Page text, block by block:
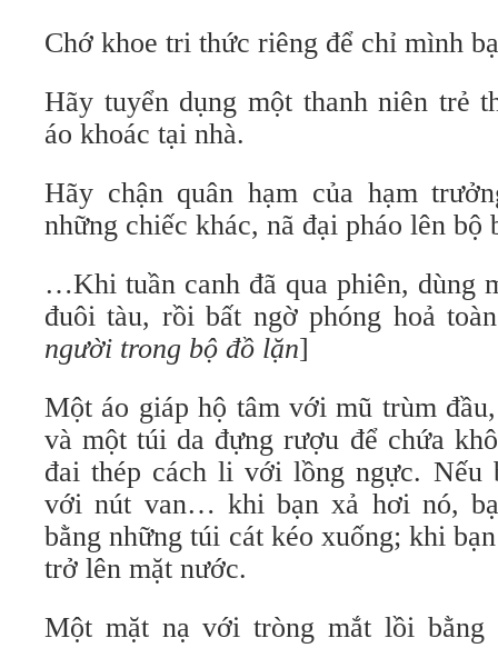
Chớ khoe tri thức riêng để chỉ mình
Hãy tuyển dụng một thanh niên trẻ
áo khoác tại nhà.
Hãy chận quân hạm của hạm
những chiếc khác, nã đại pháo lên bộ
…Khi tuần canh đã qua phiên, dùng
đuôi tàu, rồi bất ngờ phóng hoả
người trong bộ đồ lặn]
Một áo giáp hộ tâm với mũ trùm
và một túi da đựng rượu để chứa
đai thép cách li với lồng ngực. Nếu
với nút van… khi bạn xả hơi nó,
bằng những túi cát kéo xuống; khi
trở lên mặt nước.
Một mặt nạ với tròng mắt lồi bằng